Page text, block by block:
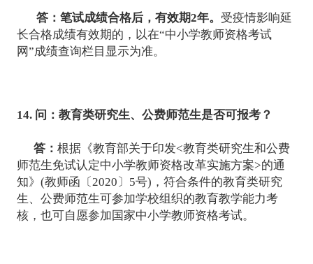
答： 笔试成绩合格后，有效期2年。 受疫情影响延
长合格成绩有效期的，以在“中小学教师资格考试
网”成绩查询栏目显示为准。
14. 问：教育类研究生、公费师范生是否可报考？
答： 根据《教育部关于印发<教育类研究生和公费
师范生免试认定中小学教师资格改革实施方案>的通
知》(教师函〔2020〕5号)，符合条件的教育类研究
生、公费师范生可参加学校组织的教育教学能力考
核，也可自愿参加国家中小学教师资格考试。